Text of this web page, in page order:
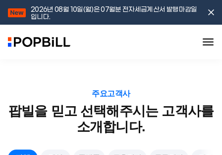
2026년 08월 10일(월)은 07월분 전자세금계산서 발행마감일
입니다.
주요고객사
팝빌을 믿고 선택해주시는 고객사를
소개합니다.